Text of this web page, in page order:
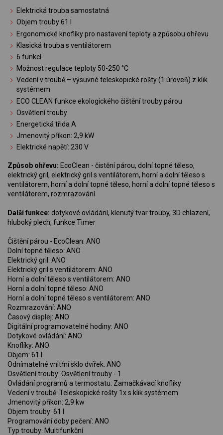
Elektrická trouba samostatná
Objem trouby 61 l
Ergonomické knoflíky pro nastavení teploty a způsobu ohřevu
Klasická trouba s ventilátorem
6 funkcí
Možnost regulace teploty 50-250 °C
Vedení v troubě – výsuvné teleskopické rošty (1 úroveň) z klik
systémem
ECO CLEAN funkce ekologického čištění trouby párou
Osvětlení trouby
Energetická třida A
Jmenovitý příkon: 2,9 kW
Elektrické napětí: 230 V
Způsob ohřevu: EcoClean - čistění párou, dolní topné těleso,
elektrický gril, elektrický gril s ventilátorem, horní a dolní těleso s
ventilátorem, horní a dolní topné těleso, horní a dolní topné těleso s
ventilátorem, rozmrazování
Další funkce: dotykové ovládání, klenutý tvar trouby, 3D chlazení,
hluboký plech, funkce Timer
Čištění párou - EcoClean: ANO
Dolní topné těleso: ANO
Elektrický gril: ANO
Elektrický gril s ventilátorem: ANO
Horní a dolní těleso s ventilátorem: ANO
Horní a dolní topné těleso: ANO
Horní a dolní topné těleso s ventilátorem: ANO
Rozmrazování: ANO
Časový displej: ANO
Digitální programovatelné hodiny: ANO
Dotykové ovládání: ANO
Knoflíky: ANO
Objem: 61 l
Odnímatelné vnitřní sklo dvířek: ANO
Osvětlení trouby: Osvětlení trouby - 1
Ovládání programů a termostatu: Zamačkávací knoflíky
Vedení v troubě: Teleskopické rošty 1x s klik systémem
Jmenovitý příkon: 2,9 kw
Objem trouby: 61 l
Programování doby pečení: ANO
Typ trouby: Multifunkční